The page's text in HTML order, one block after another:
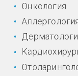
Онкология.